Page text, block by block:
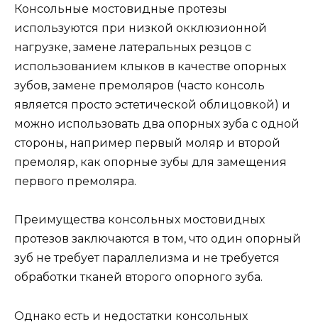
Консольные мостовидные протезы
используются при низкой окклюзионной
нагрузке, замене латеральных резцов с
использованием клыков в качестве опорных
зубов, замене премоляров (часто консоль
является просто эстетической облицовкой) и
можно использовать два опорных зуба с одной
стороны, например первый моляр и второй
премоляр, как опорные зубы для замещения
первого премоляра.
Преимущества консольных мостовидных
протезов заключаются в том, что один опорный
зуб не требует параллелизма и не требуется
обработки тканей второго опорного зуба.
Однако есть и недостатки консольных